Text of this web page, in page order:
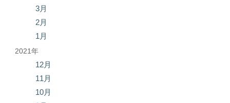
3月
2月
1月
2021年
12月
11月
10月